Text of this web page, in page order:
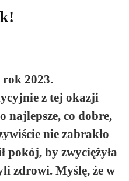
rok 2023.
z tej okazji
najlepsze, co dobre,
nie zabrakło
pokój, by zwyciężyła
zdrowi. Myślę, że w